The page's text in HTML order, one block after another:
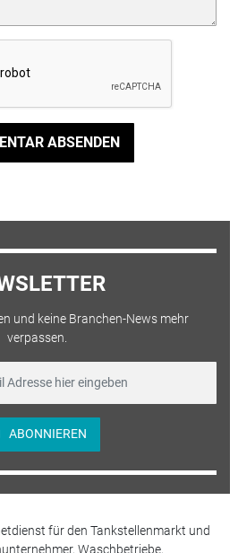
ABSENDEN
und keine Branchen-News mehr
verpassen.
ABONNIEREN
für den Tankstellenmarkt und
Waschbetriebe,